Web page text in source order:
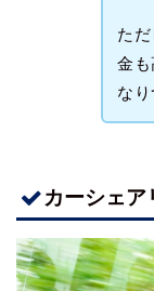
た
金
なり
カーシェア